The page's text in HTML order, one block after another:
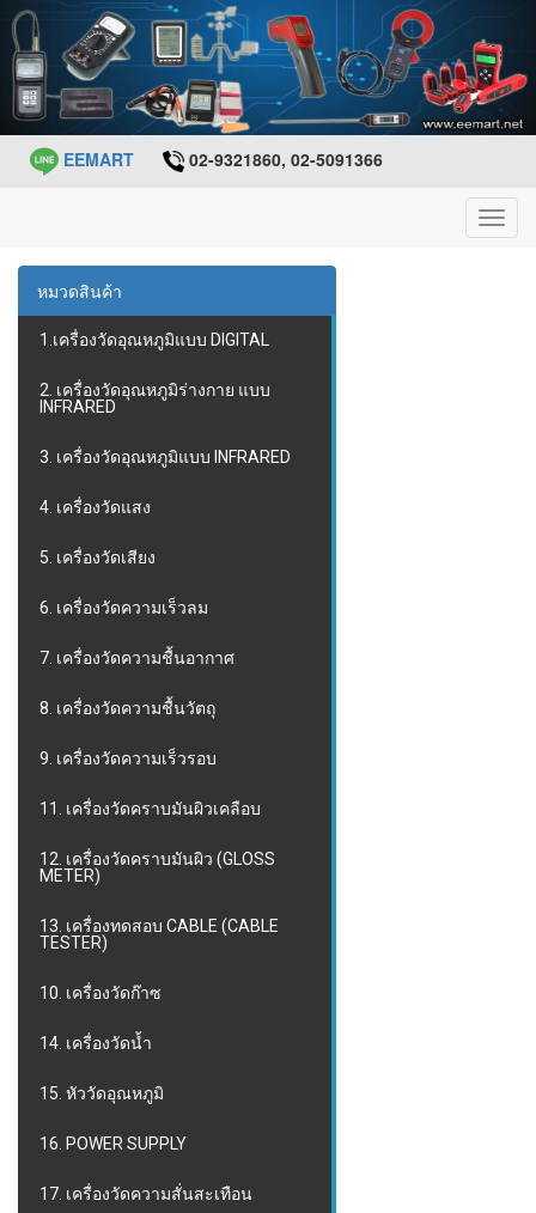
EEMART 02-9321860, 02-5091366
หมวดสินค้า
1.เครื่องวัดอุณหภูมิแบบ DIGITAL
2. เครื่องวัดอุณหภูมิร่างกาย แบบ
INFRARED
3. เครื่องวัดอุณหภูมิแบบ INFRARED
4. เครื่องวัดแสง
5. เครื่องวัดเสียง
6. เครื่องวัดความเร็วลม
7. เครื่องวัดความชื้นอากาศ
8. เครื่องวัดความชื้นวัตถุ
9. เครื่องวัดความเร็วรอบ
11. เครื่องวัดคราบมันผิวเคลือบ
12. เครื่องวัดคราบมันผิว (GLOSS
METER)
13. เครื่องทดสอบ CABLE (CABLE
TESTER)
10. เครื่องวัดก๊าซ
14. เครื่องวัดน้ำ
15. หัววัดอุณหภูมิ
16. POWER SUPPLY
17. เครื่องวัดความสั่นสะเทือน